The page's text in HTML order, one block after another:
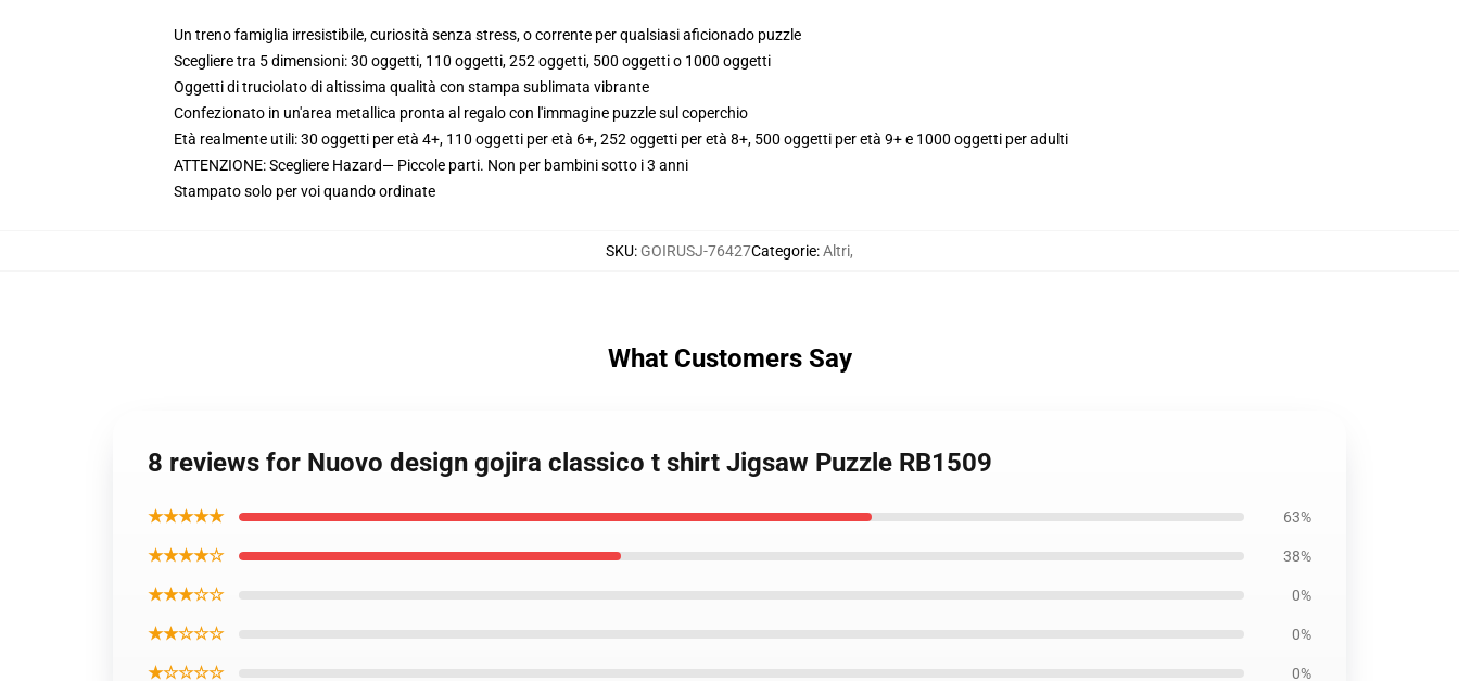
Un treno famiglia irresistibile, curiosità senza stress, o corrente per qualsiasi aficionado puzzle
Scegliere tra 5 dimensioni: 30 oggetti, 110 oggetti, 252 oggetti, 500 oggetti o 1000 oggetti
Oggetti di truciolato di altissima qualità con stampa sublimata vibrante
Confezionato in un'area metallica pronta al regalo con l'immagine puzzle sul coperchio
Età realmente utili: 30 oggetti per età 4+, 110 oggetti per età 6+, 252 oggetti per età 8+, 500 oggetti per età 9+ e 1000 oggetti per adulti
ATTENZIONE: Scegliere Hazard— Piccole parti. Non per bambini sotto i 3 anni
Stampato solo per voi quando ordinate
SKU: GOIRUSJ-76427Categorie:Altri,
What Customers Say
8 reviews for Nuovo design gojira classico t shirt Jigsaw Puzzle RB1509
★★★★★ 63%
★★★★☆ 38%
★★★☆☆ 0%
★★☆☆☆ 0%
★☆☆☆☆ 0%